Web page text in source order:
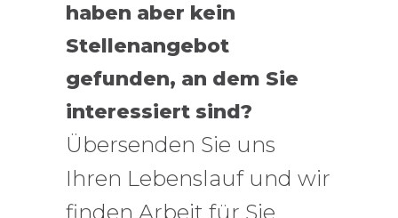
haben aber kein
Stellenangebot
gefunden, an dem Sie
interessiert sind?
Übersenden Sie uns
Ihren Lebenslauf und wir
finden Arbeit für Sie